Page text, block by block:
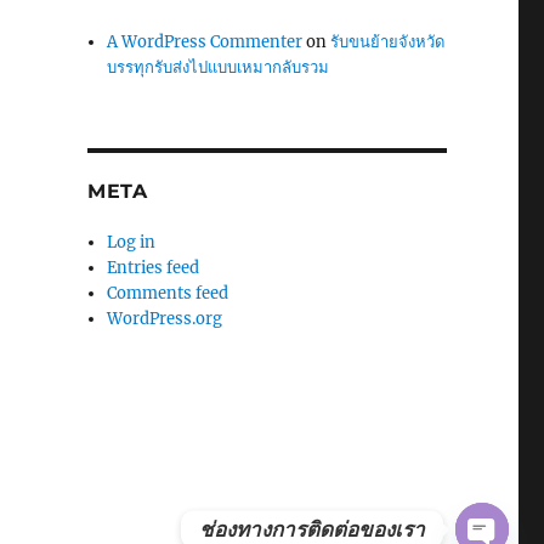
A WordPress Commenteronรับขนย้ายจังหวัด
บรรทุกรับส่งไปแบบเหมากลับรวม
META
Log in
Entries feed
Comments feed
WordPress.org
ช่องทางการติดต่อของเรา